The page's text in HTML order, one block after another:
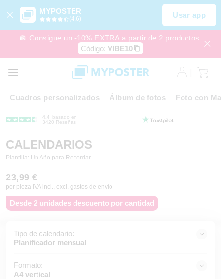
MYPOSTER
(4,6) Usar app
🪩 Consigue un -10% EXTRA a partir de 2 productos.
Código: VIBE10
Cuadros personalizados Álbum de fotos Foto con
4.4
basado en
3420 Reseñas
CALENDARIOS
Plantilla: Un Año para Recordar
23,99 €
por pieza IVA incl., excl. gastos de envío
Desde 2 unidades descuento por cantidad
Tipo de calendario:
Planificador mensual
Formato:
A4 vertical